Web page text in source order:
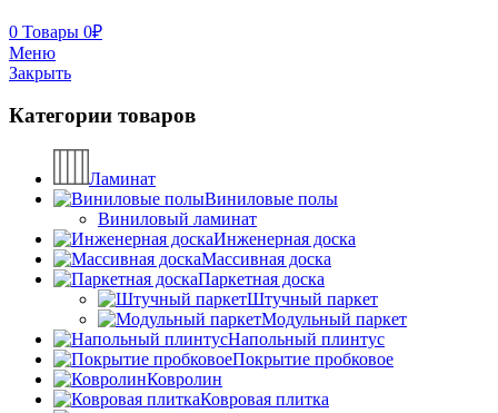
0 Товары 0₽
Меню
Закрыть
Категории товаров
Ламинат
Виниловые полы
Виниловый ламинат
Инженерная доска
Массивная доска
Паркетная доска
Штучный паркет
Модульный паркет
Напольный плинтус
Покрытие пробковое
Ковролин
Ковровая плитка